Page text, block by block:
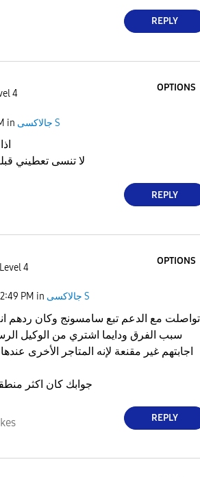
REPLY
4
OPTIONS
in جالاكسى S
لا تنسى تعطيني
REPLY
4
OPTIONS
PM in جالاكسى S
تواصلت مع الدعم تبع سامسونج وكان ردهم
سبب الفرق ودايما اشتري من الوكيل
اجابتهم غير مقنعة لإنه المتاجر الأخرى
جوابك كان اكثر
REPLY